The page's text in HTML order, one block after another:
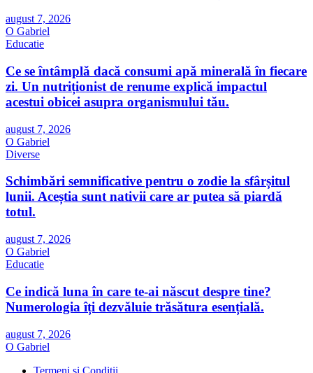
august 7, 2026
O Gabriel
Educatie
Ce se întâmplă dacă consumi apă minerală în fiecare
zi. Un nutriționist de renume explică impactul
acestui obicei asupra organismului tău.
august 7, 2026
O Gabriel
Diverse
Schimbări semnificative pentru o zodie la sfârșitul
lunii. Aceștia sunt nativii care ar putea să piardă
totul.
august 7, 2026
O Gabriel
Educatie
Ce indică luna în care te-ai născut despre tine?
Numerologia îți dezvăluie trăsătura esențială.
august 7, 2026
O Gabriel
Termeni și Condiții